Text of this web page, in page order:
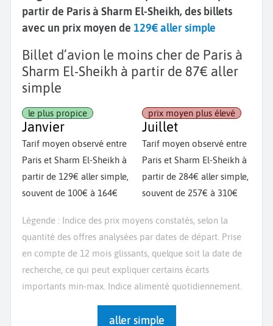
partir de Paris à Sharm El-Sheikh, des billets
avec un prix moyen de 129€ aller simple
aller simple
Billet d’avion le moins cher de Paris à
Sharm El-Sheikh à partir de 87€ aller
simple
Janvier
le plus propice
Tarif moyen observé entre
Paris et Sharm El-Sheikh à
partir de 129€ aller simple,
souvent de 100€ à 164€
Juillet
prix moyen plus élevé
Tarif moyen observé entre
Paris et Sharm El-Sheikh à
partir de 284€ aller simple,
souvent de 257€ à 310€
Légende : Indice des prix moyens constatés, selon la
quantité des offres analysées par dates de départ. Prise
en compte de 12 mois glissants, quelque soit la date de
recherche, ce qui peut expliquer certains écarts
importants min-max. Indice alimenté quotidiennement.